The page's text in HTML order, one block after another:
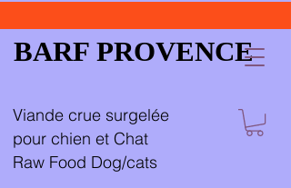
BARF PROVENCE
Viande crue surgelée
pour chien et Chat
Raw Food Dog/cats